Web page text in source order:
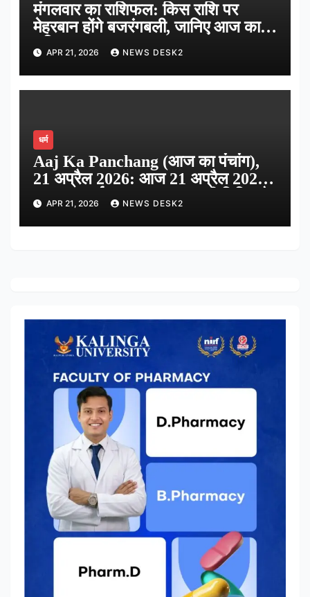
मंगलवार का राशिफल: किस राशि पर
मेहरबान होंगे बजरंगबली, जानिए आज का
भविष्यफल…
APR 21, 2026 NEWS DESK2
धर्म
Aaj Ka Panchang (आज का पंचांग),
21 अप्रैल 2026: आज 21 अप्रैल 2026
का शुभ मुहूर्त, राहु काल, आज की तिथि और
ग्रह
APR 21, 2026 NEWS DESK2